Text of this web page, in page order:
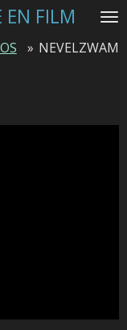
EN FILM
» NEVELZWAM